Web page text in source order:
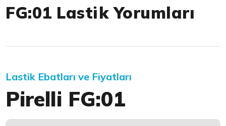
FG:01 Lastik Yorumları
Lastik Ebatları ve Fiyatları
Pirelli FG:01